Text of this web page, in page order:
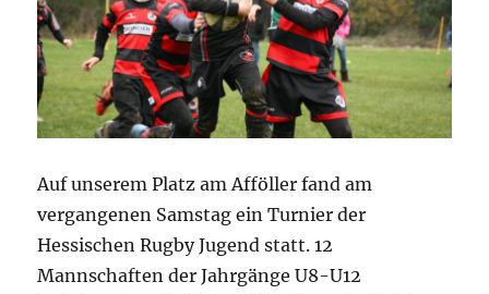
Auf unserem Platz am Afföller fand am
vergangenen Samstag ein Turnier der
Hessischen Rugby Jugend statt. 12
Mannschaften der Jahrgänge U8-U12